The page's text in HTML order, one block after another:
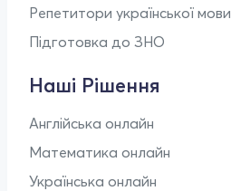
Репетитори української мови
Підготовка до ЗНО
Наші Рішення
Англійська онлайн
Математика онлайн
Українська онлайн